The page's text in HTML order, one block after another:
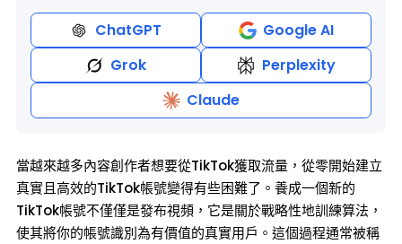
ChatGPT
Google AI
Grok
Perplexity
Claude
當越來越多內容創作者想要從TikTok獲取流量，從零開始建立
真實且高效的TikTok帳號變得有些困難了。養成一個新的
TikTok帳號不僅僅是發布視頻，它是關於戰略性地訓練算法，
使其將你的帳號識別為有價值的真實用戶。這個過程通常被稱